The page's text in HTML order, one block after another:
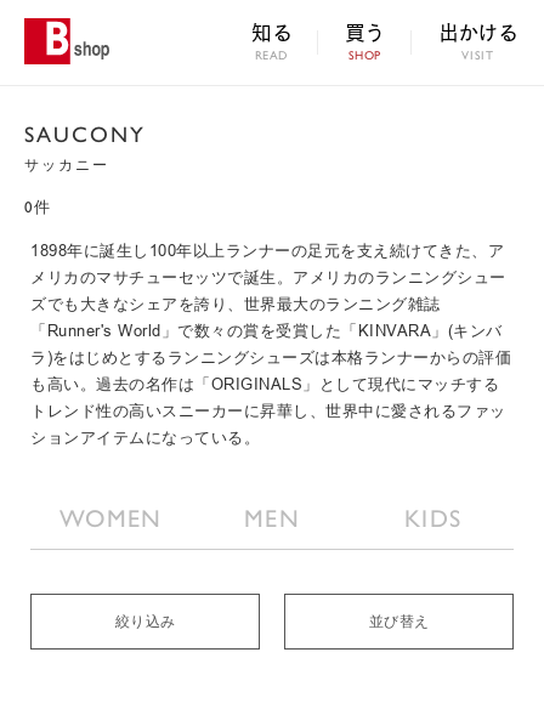
知る
READ
買う
SHOP
出かける
VISIT
SAUCONY
サッカニー
0件
1898年に誕生し100年以上ランナーの足元を支え続けてきた、ア
メリカのマサチューセッツで誕生。アメリカのランニングシュー
ズでも大きなシェアを誇り、世界最大のランニング雑誌
「Runner's World」で数々の賞を受賞した「KINVARA」(キンバ
ラ)をはじめとするランニングシューズは本格ランナーからの評価
も高い。過去の名作は「ORIGINALS」として現代にマッチする
トレンド性の高いスニーカーに昇華し、世界中に愛されるファッ
ションアイテムになっている。
WOMEN MEN KIDS
絞り込み 並び替え